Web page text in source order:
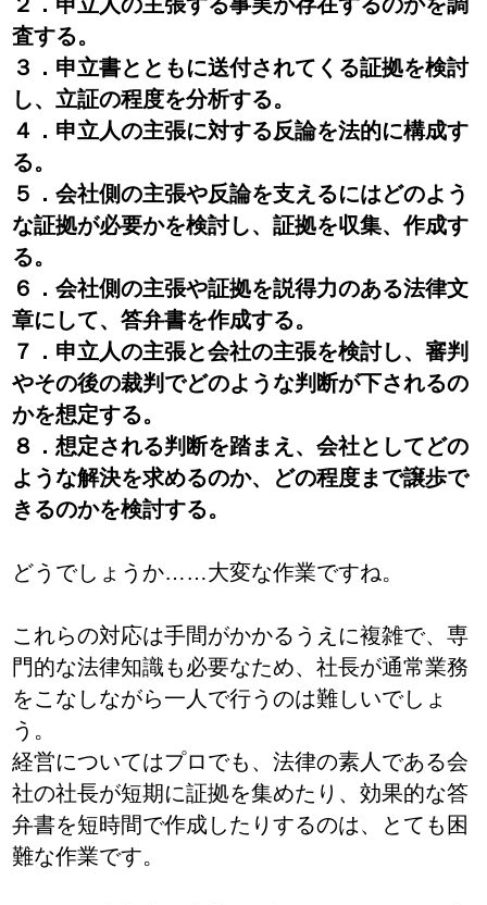
査する。
３．申立書とともに送付されてくる証拠を検討
し、立証の程度を分析する。
４．申立人の主張に対する反論を法的に構成す
る。
５．会社側の主張や反論を支えるにはどのよう
な証拠が必要かを検討し、証拠を収集、作成す
る。
６．会社側の主張や証拠を説得力のある法律文
章にして、答弁書を作成する。
７．申立人の主張と会社の主張を検討し、審判
やその後の裁判でどのような判断が下されるの
かを想定する。
８．想定される判断を踏まえ、会社としてどの
ような解決を求めるのか、どの程度まで譲歩で
きるのかを検討する。
どうでしょうか……大変な作業ですね。
これらの対応は手間がかかるうえに複雑で、専
門的な法律知識も必要なため、社長が通常業務
をこなしながら一人で行うのは難しいでしょ
う。
経営についてはプロでも、法律の素人である会
社の社長が短期に証拠を集めたり、効果的な答
弁書を短時間で作成したりするのは、とても困
難な作業です。